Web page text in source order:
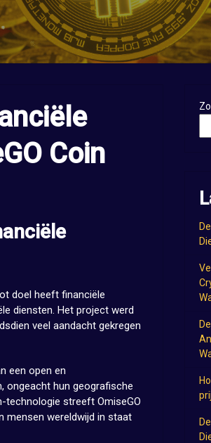
Coin
doel heeft financiële
diensten. Het project werd
veel aandacht gekregen
een open en
ongeacht hun geografische
streeft OmiseGO
mensen wereldwijd in staat